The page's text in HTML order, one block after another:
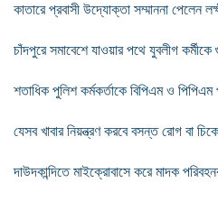
কাতারে প্রবাসী উদ্যোক্তা সম্মাননা পেলেন
চাঁদপুরে সমাবেশে যাওয়ার পথে যুবলীগ
শতাধিক পুলিশ কর্মকর্তাকে বিপিএম ও
যেসব খাবার নিয়ন্ত্রণ করবে বসন্ত রোগ বা
দাউদকান্দিতে মাইক্রোবাসে করে মাদক